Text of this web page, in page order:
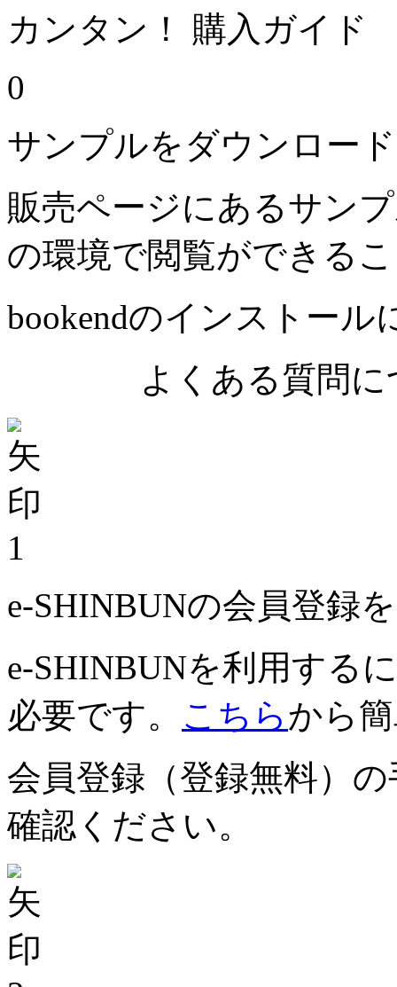
カンタン！ 購入ガイド
0
サンプルをダウンロー
販売ページにあるサン
の環境で閲覧ができる
bookendのインストール
よくある質問に
1
e-SHINBUNの会員登録
e-SHINBUNを利用する
必要です。 こちらから
会員登録（登録無料）
確認ください。